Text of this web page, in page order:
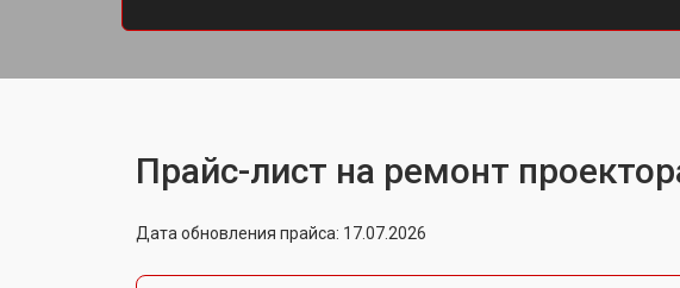
Прайс-лист на ремонт
Дата обновления прайса: 17.07.2026